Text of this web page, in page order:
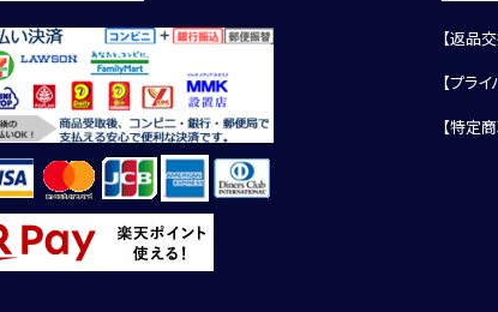
【返品交
【プラ
【特定